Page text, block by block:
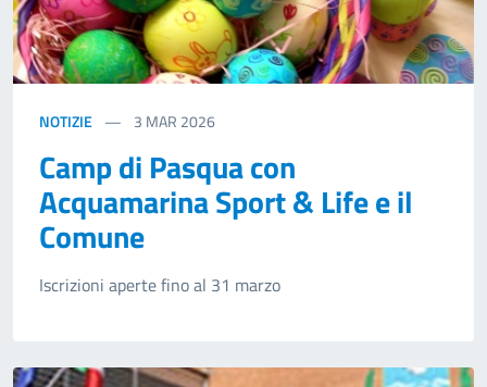
NOTIZIE 3 MAR 2026
Camp di Pasqua con
Acquamarina Sport & Life e il
Comune
Iscrizioni aperte fino al 31 marzo